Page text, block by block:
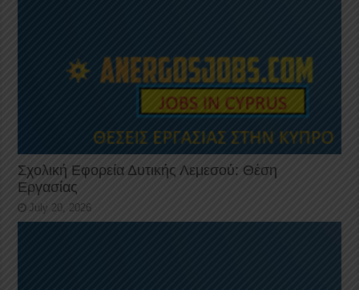
Σχολική Εφορεία Δυτικής Λεμεσού: Θέση
Εργασίας
July 20, 2026